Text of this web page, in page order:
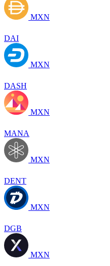
MXN
DAI
MXN
DASH
MXN
MANA
MXN
DENT
MXN
DGB
MXN